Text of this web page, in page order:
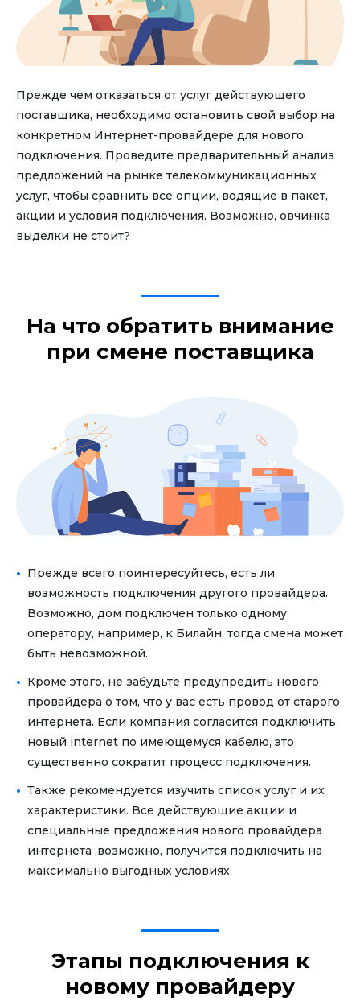
Прежде чем отказаться от услуг действующего
поставщика, необходимо остановить свой выбор на
конкретном Интернет-провайдере для нового
подключения. Проведите предварительный анализ
предложений на рынке телекоммуникационных
услуг, чтобы сравнить все опции, водящие в пакет,
акции и условия подключения. Возможно, овчинка
выделки не стоит?
На что обратить внимание
при смене поставщика
Прежде всего поинтересуйтесь, есть ли
возможность подключения другого провайдера.
Возможно, дом подключен только одному
оператору, например, к Билайн, тогда смена может
быть невозможной.
Кроме этого, не забудьте предупредить нового
провайдера о том, что у вас есть провод от старого
интернета. Если компания согласится подключить
новый internet по имеющемуся кабелю, это
существенно сократит процесс подключения.
Также рекомендуется изучить список услуг и их
характеристики. Все действующие акции и
специальные предложения нового провайдера
интернета ,возможно, получится подключить на
максимально выгодных условиях.
Этапы подключения к
новому провайдеру